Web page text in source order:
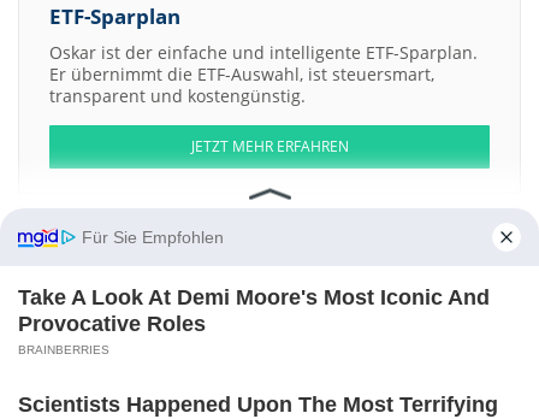
ETF-Sparplan
Oskar ist der einfache und intelligente ETF-Sparplan.
Er übernimmt die ETF-Auswahl, ist steuersmart,
transparent und kostengünstig.
JETZT MEHR ERFAHREN
Aktien ATX DAX EuroStoxx 50 Dow Jones NASDAQ 100 Nikkei 225
S&P 500
The People's Insurance Company Scandinavian Real Heart AB
Für Sie Empfohlen
Take A Look At Demi Moore's Most Iconic And
Provocative Roles
BRAINBERRIES
Scientists Happened Upon The Most Terrifying